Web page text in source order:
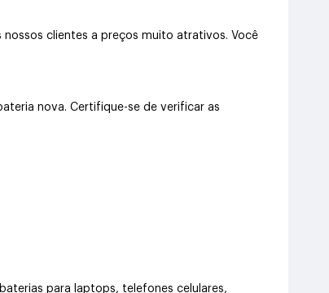
clientes a preços muito atrativos. Você
nova. Certifique-se de verificar as
para laptops, telefones celulares,